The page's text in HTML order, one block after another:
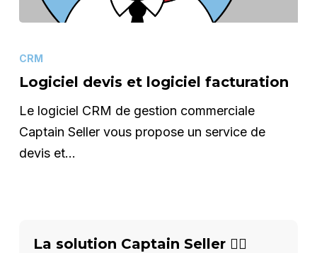
devis
et
facturation
CRM
Logiciel devis et logiciel facturation
Le logiciel CRM de gestion commerciale
Captain Seller vous propose un service de
devis et…
La solution Captain Seller 🦸‍♂️